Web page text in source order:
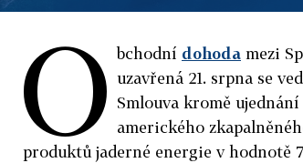
O bchodní dohoda mezi
uzavřená 21. srpna se
Smlouva kromě
amerického
produktů jaderné energie v hodnotě